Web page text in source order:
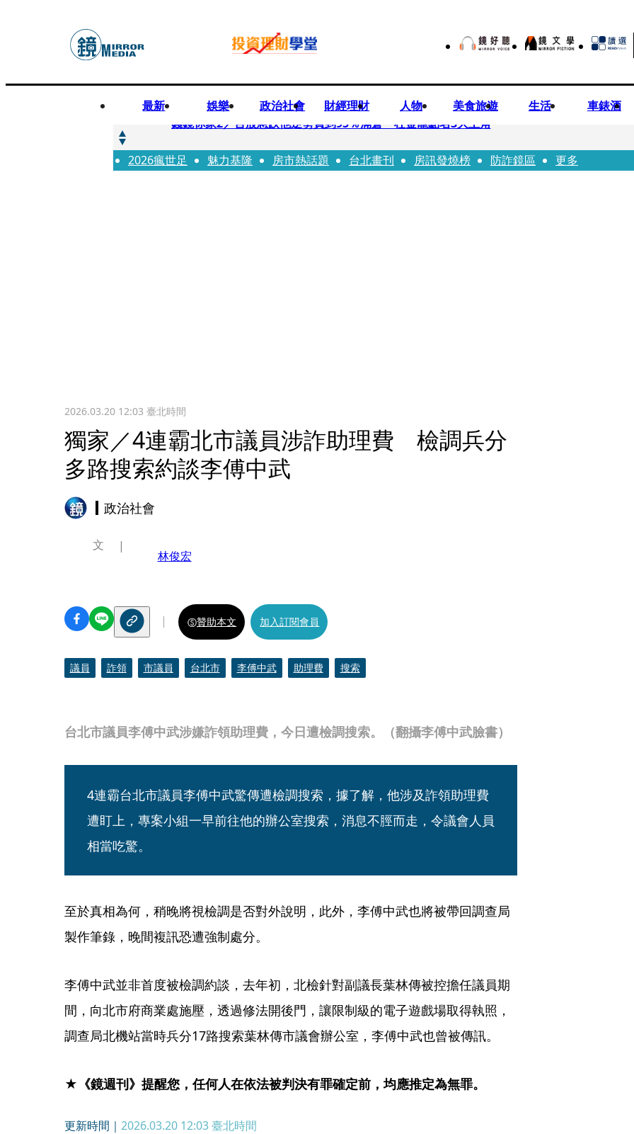
最新 娛樂 政治社會 財經理財 人物 美食旅遊 生活 車錶酒
快訊
錢鏡你家2／台股急跌他逆勢買到95％滿倉 杜金龍點名3大主角
快訊
八月寵物月 寵物食品大廠偕獸醫師提醒飼主四大照護誤區
2026瘋世足 魅力基隆 房市熱話題 台北畫刊 房訊發燒榜 防詐鏡區 更多
2026.03.20 12:03 臺北時間
獨家／4連霸北市議員涉詐助理費 檢調兵分
多路搜索約談李傅中武
政治社會
台北市議員李傅中武涉嫌詐領助理費，今日遭檢調搜索。（翻攝李傅中武臉書）
文
林俊宏
贊助本文 加入訂閱會員
議員 詐領 市議員 台北市 李傅中武 助理費 搜索
4連霸台北市議員李傅中武驚傳遭檢調搜索，據了解，他涉及詐領助理費
遭盯上，專案小組一早前往他的辦公室搜索，消息不脛而走，令議會人員
相當吃驚。
至於真相為何，稍晚將視檢調是否對外說明，此外，李傅中武也將被帶回調查局
製作筆錄，晚間複訊恐遭強制處分。
李傅中武並非首度被檢調約談，去年初，北檢針對副議長葉林傳被控擔任議員期
間，向北市府商業處施壓，透過修法開後門，讓限制級的電子遊戲場取得執照，
調查局北機站當時兵分17路搜索葉林傳市議會辦公室，李傅中武也曾被傳訊。
★《鏡週刊》提醒您，任何人在依法被判決有罪確定前，均應推定為無罪。
更新時間｜ 2026.03.20 12:03臺北時間